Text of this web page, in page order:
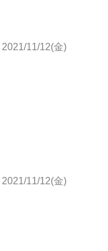
2021/11/12(金)
2021/11/12(金)